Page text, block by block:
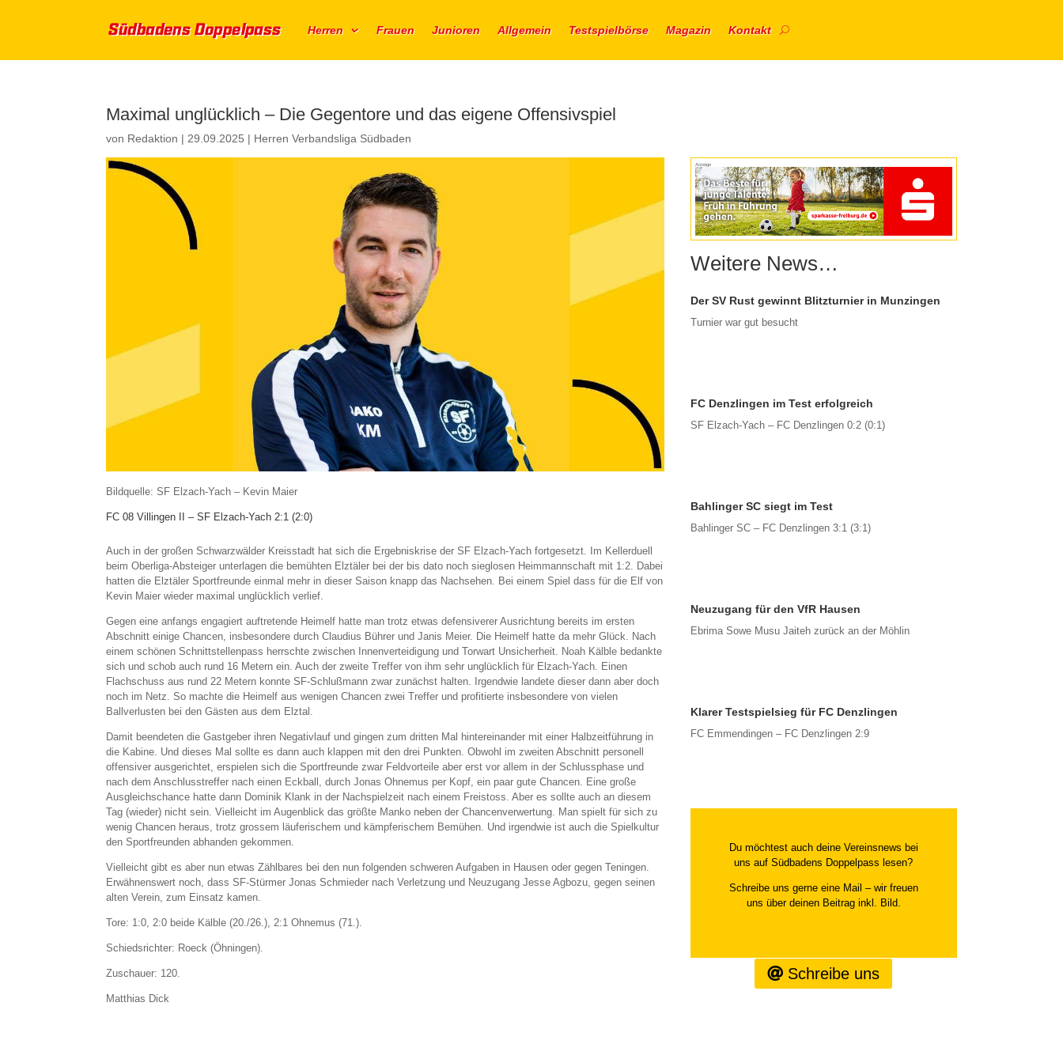
Herren Frauen Junioren Allgemein Testspielbörse Magazin Kontakt
Maximal unglücklich – Die Gegentore und das eigene Offensivspiel
von Redaktion | 29.09.2025 | Herren Verbandsliga Südbaden
Bildquelle: SF Elzach-Yach – Kevin Maier
FC 08 Villingen II – SF Elzach-Yach 2:1 (2:0)
Auch in der großen Schwarzwälder Kreisstadt hat sich die Ergebniskrise der SF Elzach-Yach fortgesetzt. Im Kellerduell
beim Oberliga-Absteiger unterlagen die bemühten Elztäler bei der bis dato noch sieglosen Heimmannschaft mit 1:2. Dabei
hatten die Elztäler Sportfreunde einmal mehr in dieser Saison knapp das Nachsehen. Bei einem Spiel dass für die Elf von
Kevin Maier wieder maximal unglücklich verlief.
Gegen eine anfangs engagiert auftretende Heimelf hatte man trotz etwas defensiverer Ausrichtung bereits im ersten
Abschnitt einige Chancen, insbesondere durch Claudius Bührer und Janis Meier. Die Heimelf hatte da mehr Glück. Nach
einem schönen Schnittstellenpass herrschte zwischen Innenverteidigung und Torwart Unsicherheit. Noah Kälble bedankte
sich und schob auch rund 16 Metern ein. Auch der zweite Treffer von ihm sehr unglücklich für Elzach-Yach. Einen
Flachschuss aus rund 22 Metern konnte SF-Schlußmann zwar zunächst halten. Irgendwie landete dieser dann aber doch
noch im Netz. So machte die Heimelf aus wenigen Chancen zwei Treffer und profitierte insbesondere von vielen
Ballverlusten bei den Gästen aus dem Elztal.
Damit beendeten die Gastgeber ihren Negativlauf und gingen zum dritten Mal hintereinander mit einer Halbzeitführung in
die Kabine. Und dieses Mal sollte es dann auch klappen mit den drei Punkten. Obwohl im zweiten Abschnitt personell
offensiver ausgerichtet, erspielen sich die Sportfreunde zwar Feldvorteile aber erst vor allem in der Schlussphase und
nach dem Anschlusstreffer nach einen Eckball, durch Jonas Ohnemus per Kopf, ein paar gute Chancen. Eine große
Ausgleichschance hatte dann Dominik Klank in der Nachspielzeit nach einem Freistoss. Aber es sollte auch an diesem
Tag (wieder) nicht sein. Vielleicht im Augenblick das größte Manko neben der Chancenverwertung. Man spielt für sich zu
wenig Chancen heraus, trotz grossem läuferischem und kämpferischem Bemühen. Und irgendwie ist auch die Spielkultur
den Sportfreunden abhanden gekommen.
Vielleicht gibt es aber nun etwas Zählbares bei den nun folgenden schweren Aufgaben in Hausen oder gegen Teningen.
Erwähnenswert noch, dass SF-Stürmer Jonas Schmieder nach Verletzung und Neuzugang Jesse Agbozu, gegen seinen
alten Verein, zum Einsatz kamen.
Tore: 1:0, 2:0 beide Kälble (20./26.), 2:1 Ohnemus (71.).
Schiedsrichter: Roeck (Öhningen).
Zuschauer: 120.
Matthias Dick
Anzeige
Weitere News…
Der SV Rust gewinnt Blitzturnier in Munzingen
Turnier war gut besucht
FC Denzlingen im Test erfolgreich
SF Elzach-Yach – FC Denzlingen 0:2 (0:1)
Bahlinger SC siegt im Test
Bahlinger SC – FC Denzlingen 3:1 (3:1)
Neuzugang für den VfR Hausen
Ebrima Sowe Musu Jaiteh zurück an der Möhlin
Klarer Testspielsieg für FC Denzlingen
FC Emmendingen – FC Denzlingen 2:9
Du möchtest auch deine Vereinsnews bei
uns auf Südbadens Doppelpass lesen?
Schreibe uns gerne eine Mail – wir freuen
uns über deinen Beitrag inkl. Bild.
Schreibe uns